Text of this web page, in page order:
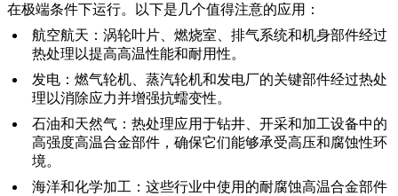
在极端条件下运行。以下是几个值得注意的应用：
航空航天 ：涡轮叶片、燃烧室、排气系统和机身部件经过
热处理以提高高温性能和耐用性。
发电 ： 燃气轮机 、蒸汽轮机和发电厂的关键部件经过热处
理以消除应力并增强抗蠕变性。
石油和天然气 ：热处理应用于钻井、开采和加工设备中的
高强度高温合金部件，确保它们能够承受高压和腐蚀性环
境。
海洋和化学加工 ：这些行业中使用的耐腐蚀高温合金部件